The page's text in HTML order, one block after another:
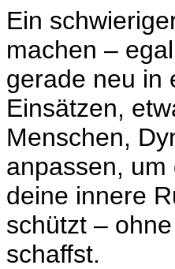
Ein
machen –
gerade neu in
Einsätzen,
Menschen,
anpassen,
deine innere
schützt –
schaffst.